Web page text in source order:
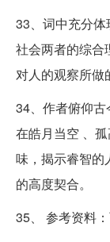
33、词中充分
社会两者的综合
对人的观察所做
34、作者俯仰古
在皓月当空 、
味，揭示睿智的
的高度契合。
35、 参考资料